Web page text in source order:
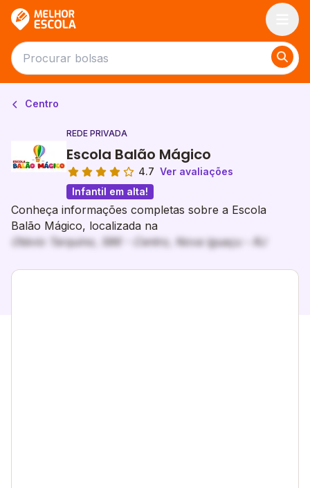
Centro
REDE PRIVADA
Escola Balão Mágico
4.7 Ver avaliações
Infantil em alta!
Conheça informações completas sobre a Escola
Balão Mágico, localizada na
Otávio Tarquino, 586 - Centro, Nova Iguaçu - RJ